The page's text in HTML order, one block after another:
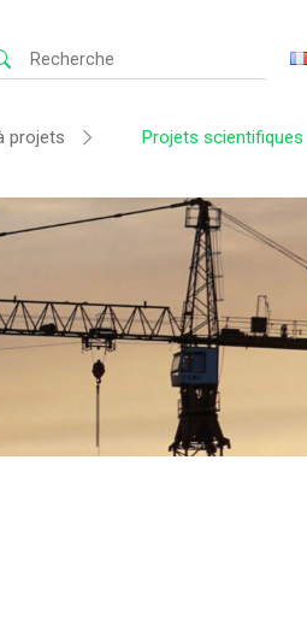
projets Projets scientifiques